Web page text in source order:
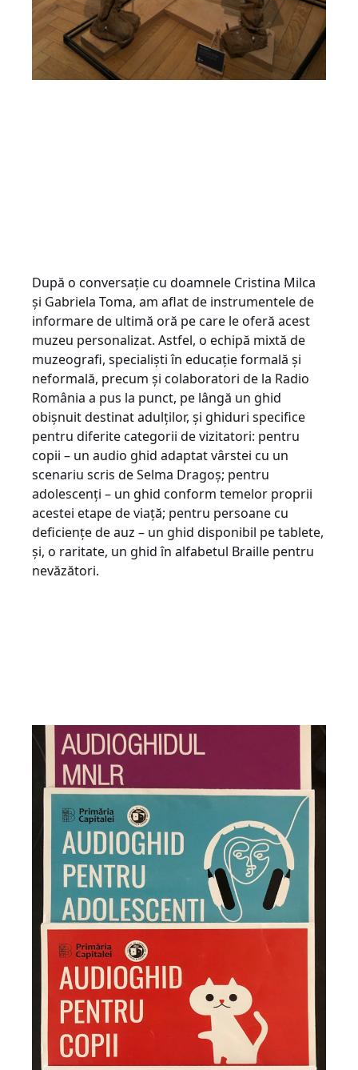
După o conversație cu doamnele Cristina Milca
și Gabriela Toma, am aflat de instrumentele de
informare de ultimă oră pe care le oferă acest
muzeu personalizat. Astfel, o echipă mixtă de
muzeografi, specialiști în educație formală și
neformală, precum și colaboratori de la Radio
România a pus la punct, pe lângă un ghid
obișnuit destinat adulților, și ghiduri specifice
pentru diferite categorii de vizitatori: pentru
copii – un audio ghid adaptat vârstei cu un
scenariu scris de Selma Dragoș; pentru
adolescenți – un ghid conform temelor proprii
acestei etape de viață; pentru persoane cu
deficiențe de auz – un ghid disponibil pe tablete,
și, o raritate, un ghid în alfabetul Braille pentru
nevăzători.